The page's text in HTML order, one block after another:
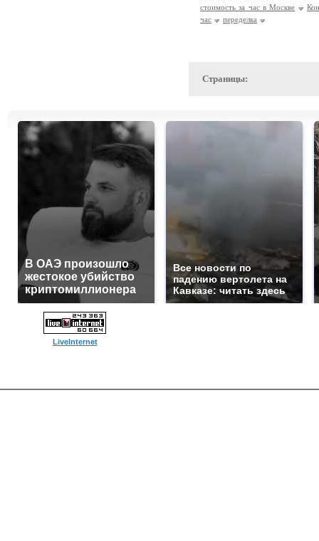
стоимость за час в Москве
час
переделка
Страницы:
В ОАЭ произошло
жестокое убийство
криптомиллионера
Все новости по
падению вертолета на
Кавказе: читать здесь
LiveInternet